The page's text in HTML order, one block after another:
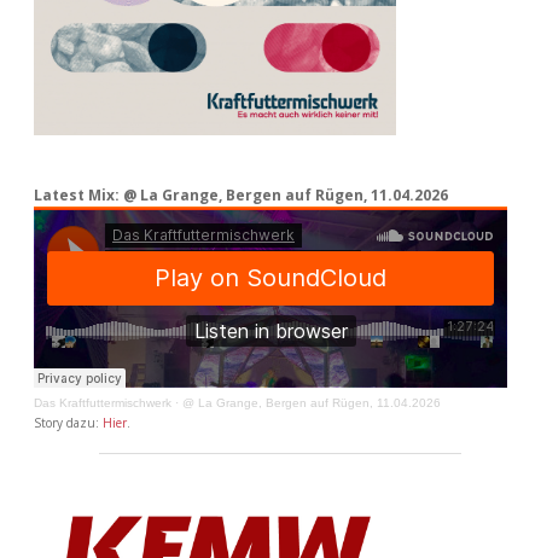
Latest Mix: @ La Grange, Bergen auf Rügen, 11.04.2026
Das Kraftfuttermischwerk · @ La Grange, Bergen auf Rügen, 11.04.2026
Story dazu: Hier.